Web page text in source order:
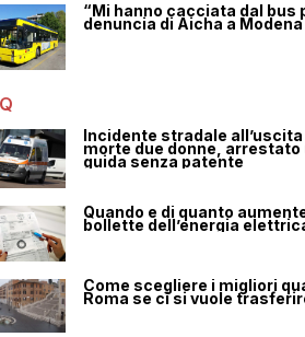
“Mi hanno cacciata dal bus
denuncia di Aicha a Modena
Incidente stradale
morte due donne, arrestato
guida senza patente
Quando e di quanto
bollette dell’energia
Come scegliere i migliori
Roma se ci si vuole